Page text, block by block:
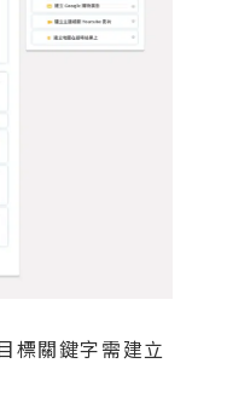
標關鍵字需建立